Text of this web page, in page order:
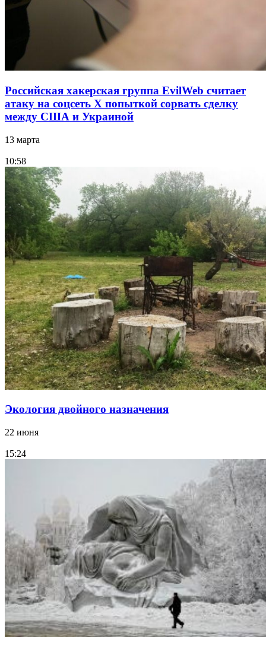
Российская хакерская группа EvilWeb считает
атаку на соцсеть Х попыткой сорвать сделку
между США и Украиной
13 марта
10:58
Экология двойного назначения
22 июня
15:24